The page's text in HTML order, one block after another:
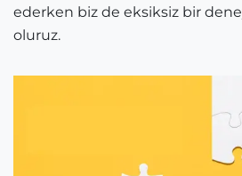
ederken biz de eksiksiz bir
oluruz.